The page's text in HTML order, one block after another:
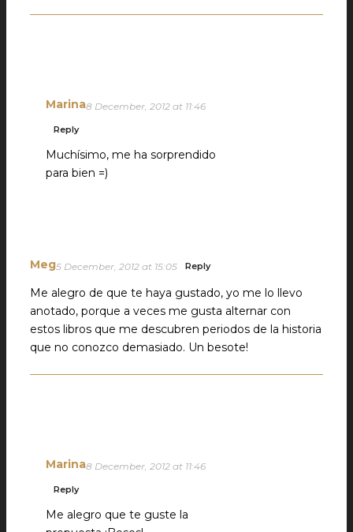
Marina8 December, 2012 at 11:46
Reply
Muchísimo, me ha sorprendido
para bien =)
Meg5 December, 2012 at 15:05 Reply
Me alegro de que te haya gustado, yo me lo llevo
anotado, porque a veces me gusta alternar con
estos libros que me descubren periodos de la historia
que no conozco demasiado. Un besote!
Marina8 December, 2012 at 11:46
Reply
Me alegro que te guste la